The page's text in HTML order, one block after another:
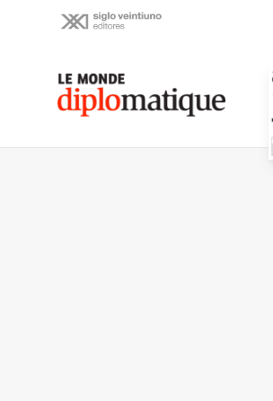
Le monde diplomatique